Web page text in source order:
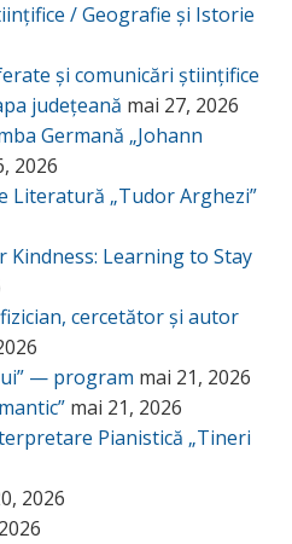
/ Geografie și Istorie
și comunicări științifice
județeană mai 27, 2026
Germană „Johann
2026
Literatură „Tudor Arghezi”
Kindness: Learning to Stay
cercetător și autor
— program mai 21, 2026
mai 21, 2026
Pianistică „Tineri
2026